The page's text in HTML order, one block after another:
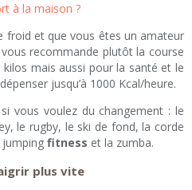
à la maison ?
froid et que vous êtes un amateur
recommande plutôt la course
mais aussi pour la santé et le
jusqu’à 1000 Kcal/heure.
vous voulez du changement : le
le rugby, le ski de fond, la corde
jumping fitness et la zumba.
plus vite